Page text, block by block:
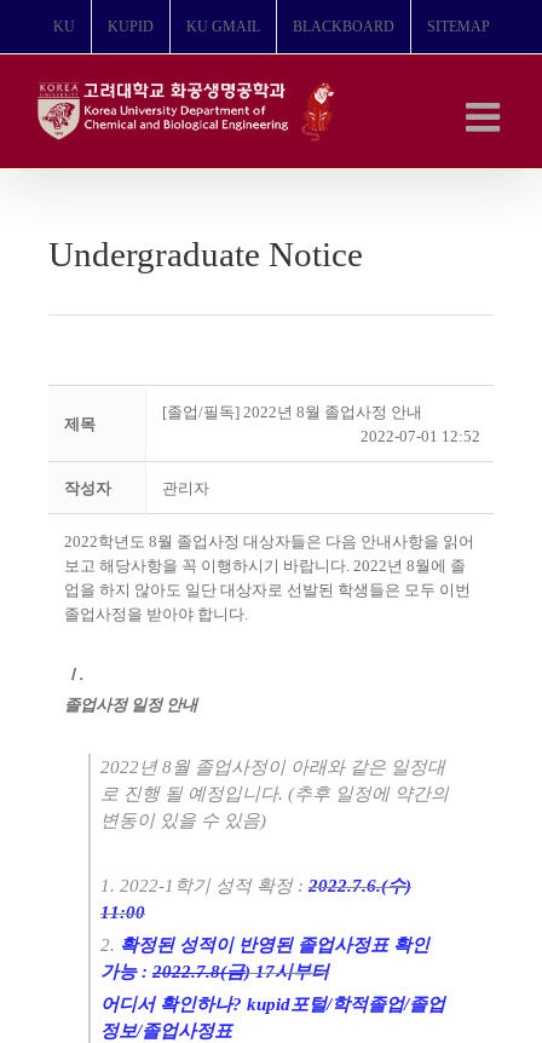
뛰
KU KUPID KU GMAIL BLACKBOARD SITEMAP
Undergraduate Notice
제목
[졸업/필독] 2022년 8월 졸업사정 안내
2022-07-01 12:52
작성자 관리자
2022학년도 8월 졸업사정 대상자들은 다음 안내사항을 읽어
보고 해당사항을 꼭 이행하시기 바랍니다. 2022년 8월에 졸
업을 하지 않아도 일단 대상자로 선발된 학생들은 모두 이번
졸업사정을 받아야 합니다.
Ⅰ .
졸업사정 일정 안내
2022 년8월 졸업사정이 아래와 같은 일정대
로 진행 될 예정입니다. (추후 일정에 약간의
변동이 있을 수 있음)
1. 2022-1 학기 성적 확정 : 2022.7.6.(수)
11:00
2. 확정된 성적이 반영된 졸업사정표 확인
가능: 2022.7.8(금) 17시부터
어디서 확인하나? kupid포털/학적졸업/졸업
정보/졸업사정표